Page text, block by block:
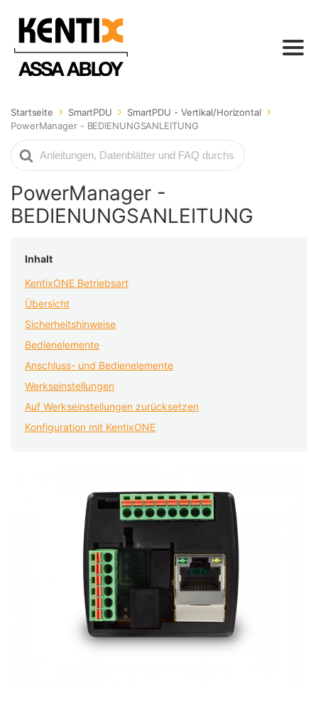
Startseite SmartPDU
SmartPDU - Vertikal/Horizontal
PowerManager - BEDIENUNGSANLEITUNG
Suche
nach
PowerManager -
BEDIENUNGSANLEITUNG
Inhalt
KentixONE Betriebsart
Übersicht
Sicherheitshinweise
Bedienelemente
Anschluss- und Bedienelemente
Werkseinstellungen
Auf Werkseinstellungen zurücksetzen
Konfiguration mit KentixONE